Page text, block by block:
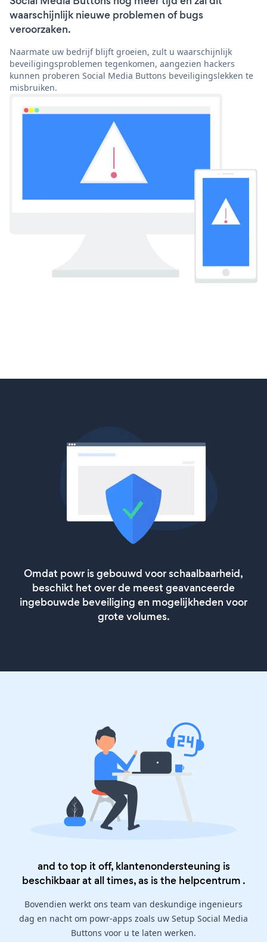
waarschijnlijk nieuwe problemen of bugs
veroorzaken.
Naarmate uw bedrijf blijft groeien, zult u waarschijnlijk
beveiligingsproblemen tegenkomen, aangezien hackers
kunnen proberen Social Media Buttons beveiligingslekken te
misbruiken.
Omdat powr is gebouwd voor schaalbaarheid,
beschikt het over de meest geavanceerde
ingebouwde beveiliging en mogelijkheden voor
grote volumes.
and to top it off, klantenondersteuning is
beschikbaar at all times, as is the helpcentrum .
Bovendien werkt ons team van deskundige ingenieurs
dag en nacht om powr-apps zoals uw Setup Social Media
Buttons voor u te laten werken.